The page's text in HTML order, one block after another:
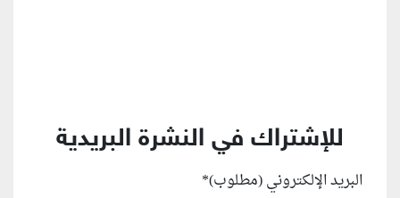
للإشتراك في النشرة البريدية
البريد الإلكتروني (مطلوب)*